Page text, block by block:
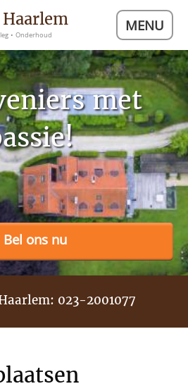
• Onderhoud MENU
met
Bel ons nu
023-2001077